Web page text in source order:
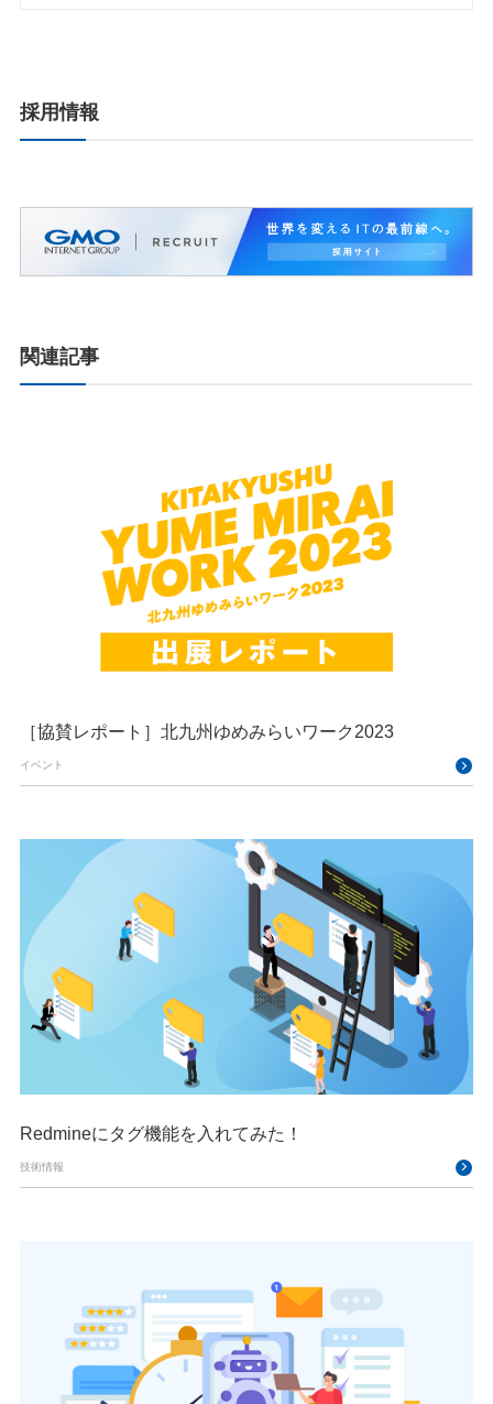
採用情報
関連記事
［協賛レポート］北九州ゆめみらいワーク2023
イベント
Redmineにタグ機能を入れてみた！
技術情報